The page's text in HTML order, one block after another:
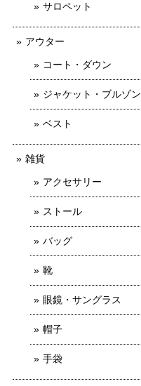
サロペット
アウター
コート・ダウン
ジャケット・ブルゾン
ベスト
雑貨
アクセサリー
ストール
バッグ
靴
眼鏡・サングラス
帽子
手袋